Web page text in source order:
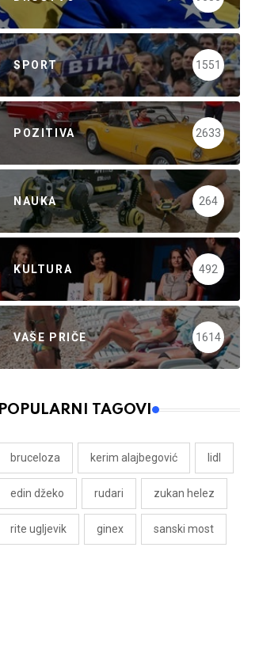
SPORT 1551
POZITIVA 2633
NAUKA 264
KULTURA 492
VAŠE PRIČE 1614
POPULARNI TAGOVI
bruceloza kerim alajbegović lidl
edin džeko rudari zukan helez
rite ugljevik ginex sanski most